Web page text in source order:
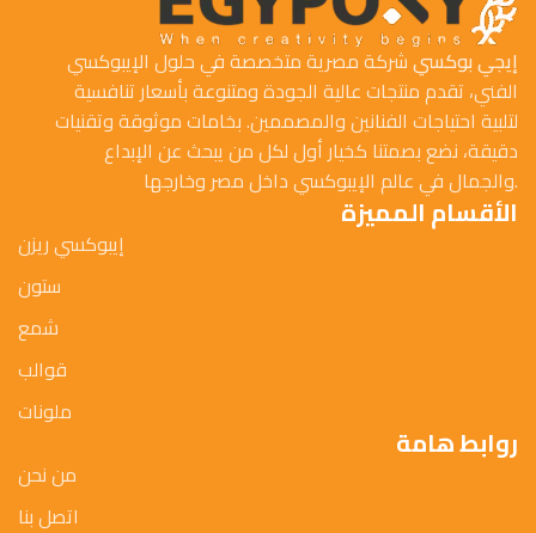
إيجي بوكسيشركة مصرية متخصصة في حلول الإيبوكسي
الفني، تقدم منتجات عالية الجودة ومتنوعة بأسعار تنافسية
لتلبية احتياجات الفنانين والمصممين. بخامات موثوقة وتقنيات
دقيقة، نضع بصمتنا كخيار أول لكل من يبحث عن الإبداع
والجمال في عالم الإيبوكسي داخل مصر وخارجها.
الأقسام المميزة
إيبوكسي ريزن
ستون
شمع
قوالب
ملونات
روابط هامة
من نحن
اتصل بنا